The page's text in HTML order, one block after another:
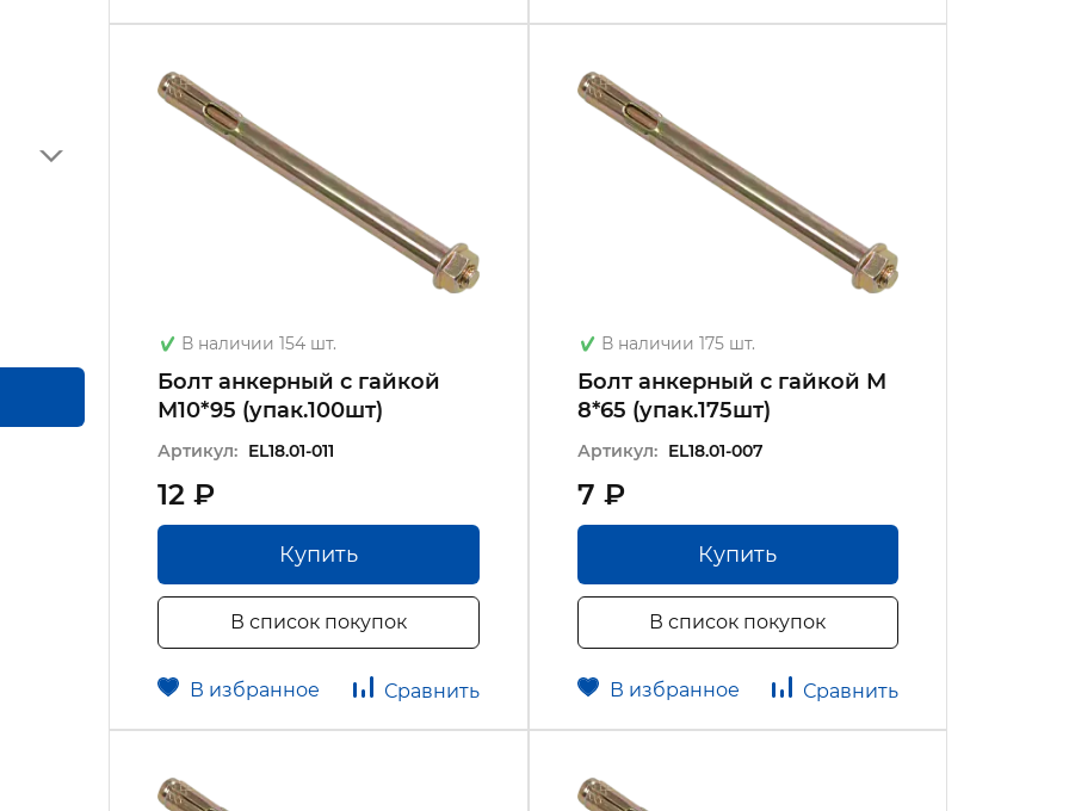
В наличии 154 шт.
Болт анкерный с гайкой
М10*95 (упак.100шт)
Артикул: EL18.01-011
12 ₽
Купить
В список покупок
В избранное Сравнить
В наличии 175 шт.
Болт анкерный с гайкой М
8*65 (упак.175шт)
Артикул: EL18.01-007
7 ₽
Купить
В список покупок
В избранное Сравнить